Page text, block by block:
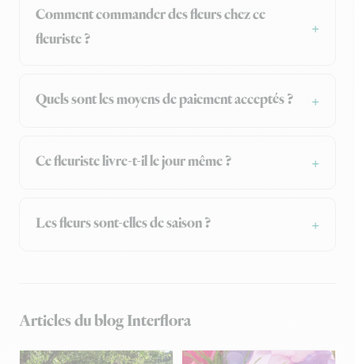
Comment commander des fleurs chez ce
fleuriste ?
Quels sont les moyens de paiement acceptés ?
Ce fleuriste livre-t-il le jour même ?
Les fleurs sont-elles de saison ?
Articles du blog Interflora